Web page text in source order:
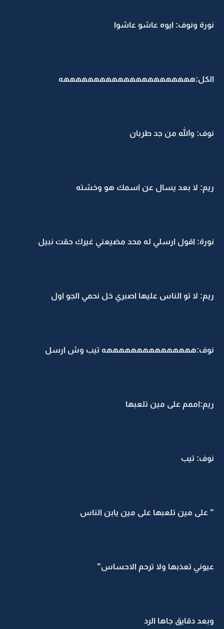
نورة ونوف: ايوه عاشو عاشوا
الكل:ههههههههههههههههههههههه
نوف: والله من جد طربان
ريم: لا بعد يسال عن اسمك هو وخشته
نورة: اقول ارسلي له محد مضيعني غيرك حقت نبيل
ريم: لا تو الناس عليها اصبري خل نحمي الجو اول
نوف:هههههههههههههههه تيب وش ارسل
ريم:اممم على مين تلعبها
نوف: تيب
" على مين تلعبها على مين يابن الناس
عيوني تعذبها ولا ترحم الاحساس"
وبعد دقايق جاها الرد